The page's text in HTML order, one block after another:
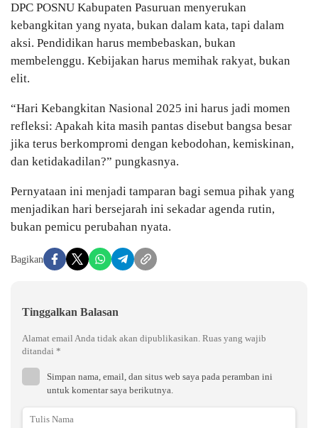
DPC POSNU Kabupaten Pasuruan menyerukan
kebangkitan yang nyata, bukan dalam kata, tapi dalam
aksi. Pendidikan harus membebaskan, bukan
membelenggu. Kebijakan harus memihak rakyat, bukan
elit.
“Hari Kebangkitan Nasional 2025 ini harus jadi momen
refleksi: Apakah kita masih pantas disebut bangsa besar
jika terus berkompromi dengan kebodohan, kemiskinan,
dan ketidakadilan?” pungkasnya.
Pernyataan ini menjadi tamparan bagi semua pihak yang
menjadikan hari bersejarah ini sekadar agenda rutin,
bukan pemicu perubahan nyata.
Bagikan
Tinggalkan Balasan
Alamat email Anda tidak akan dipublikasikan. Ruas yang wajib
ditandai *
Simpan nama, email, dan situs web saya pada peramban ini
untuk komentar saya berikutnya.